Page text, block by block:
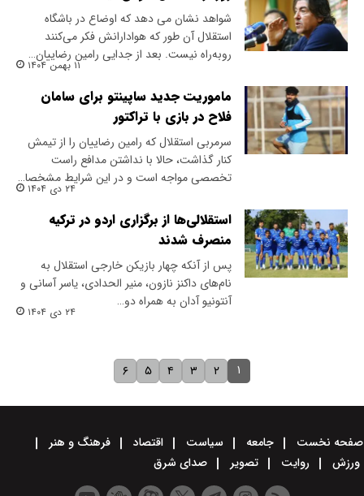
شواهد نشان می دهد که اوضاع در باشگاه
استقلال آن طور که هوادارانش فکر می‌کنند
روبه‌راه نیست. بعد از جدایی رامین رضاییان…
۱۱ بهمن ۱۴۰۴
ماموریت جدید ساپینتو برای سامان
فلاح در بازی با تراکتور
سرمربی استقلال که رامین رضاییان را از تیمش
کنار گذاشت، حالا با نداشتن مدافع راست
تخصصی مواجه است و در این شرایط مشخصا…
۲۴ دی ۱۴۰۴
استقلالی‌ها از برگزاری اردو در ترکیه
منصرف شدند
​پس از آنکه چهار بازیکن خارجی استقلال به
نام‌های داکنز نازون، منیر الحدادی، یاسر آسانی و
آنتونیو آدان به همراه دو…
۲۴ دی ۱۴۰۴
۱ ۲ ۳ ۴ ۵ ۶
صفحه نخست جامعه سیاست اقتصاد
فرهنگ و هنر
ورزش
روایت تصویر صدای شرق